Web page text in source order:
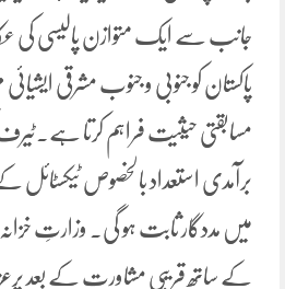
جانب سے ایک متوازن پالیسی کی
پاکستان کو جنوبی و جنوب مشرقی
مسابقتی حیثیت فراہم کرتا ہے۔ٹیرف
برآمدی استعداد بالخصوص ٹیکسٹائل
میں مددگار ثابت ہو گی۔ وزارتِ
کے ساتھ قریبی مشاورت کے بعد